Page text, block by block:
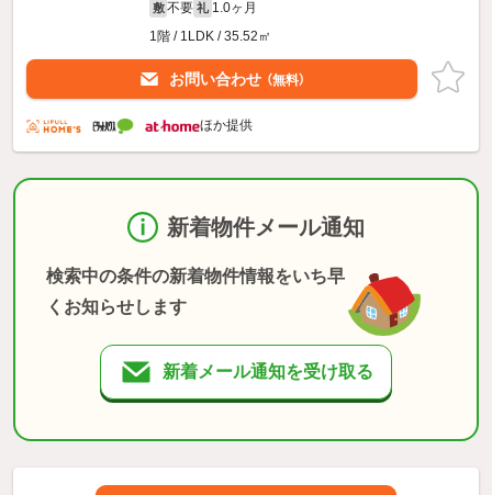
敷 不要 礼 1.0ヶ月
1階 / 1LDK / 35.52㎡
お問い合わせ （無料）
ほか提供
新着物件メール通知
検索中の条件の新着物件情報をいち早
くお知らせします
新着メール通知を受け取る